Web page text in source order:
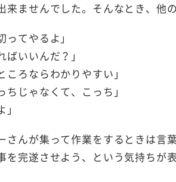
来ませんでした。そんなとき、他
ってやるよ」
ばいいんだ？」
ころならわかりやすい」
ちじゃなくて、こっち」
さんが集って作業をするときは言
を完遂させよう、という気持ちが